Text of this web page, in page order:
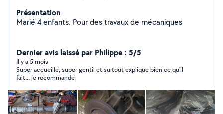
Présentation
Marié 4 enfants. Pour des travaux de mécaniques
Dernier avis laissé par Philippe : 5/5
Il y a 5 mois
Super accueille, super gentil et surtout explique bien ce qu'il
fait... je recommande